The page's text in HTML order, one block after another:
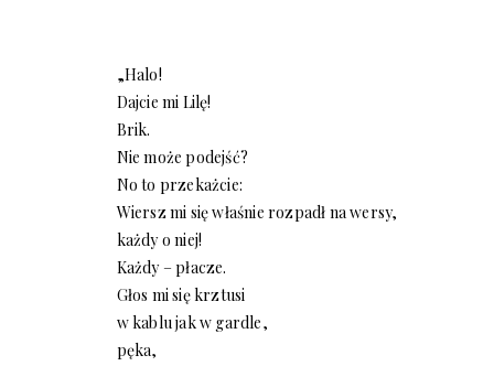
„Halo!
Dajcie mi Lilę!
Brik.
Nie może podejść?
No to przekażcie:
Wiersz mi się właśnie rozpadł na wersy,
każdy o niej!
Każdy – płacze.
Głos mi się krztusi
w kablu jak w gardle,
pęka,